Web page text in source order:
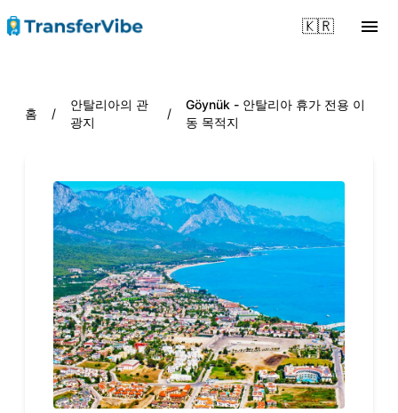
🇰🇷
홈 /
안탈리아의 관
광지
/
Göynük - 안탈리아 휴가 전용 이
동 목적지